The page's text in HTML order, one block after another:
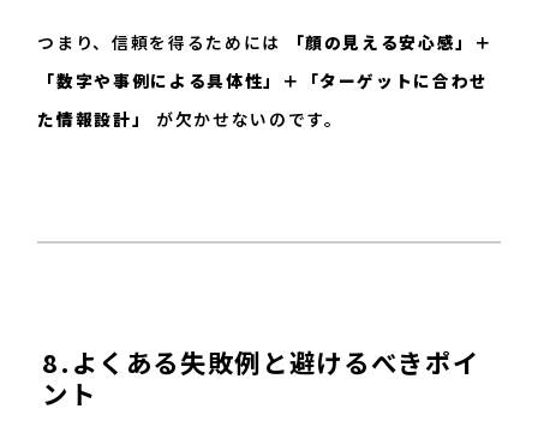
つまり、信頼を得るためには
「顔の見える安心感」＋
「数字や事例による具体性」＋「ターゲットに合わせ
た情報設計」
が欠かせないのです。
8.よくある失敗例と避けるべきポイ
ント